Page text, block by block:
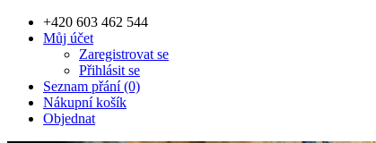
+420 603 462 544
Můj účet
Zaregistrovat se
Přihlásit se
Seznam přání (0)
Nákupní košík
Objednat